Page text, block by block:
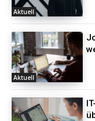
Aktuell
Aktuell